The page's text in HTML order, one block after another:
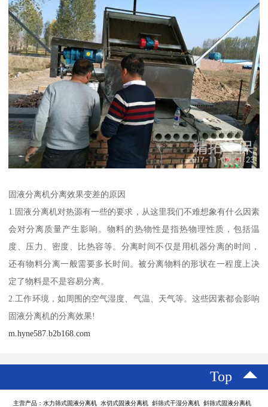
固液分离机分离效果变差的原因
1.固液分离机对热源有一些的要求，从这里我们不难想象有什么因素
会对分离质量产生影响。物料的热物性是指热物理性质，包括温
度、压力、密度、比热容等。分离时间不仅是用机器分离的时间，
还有物料分离一般需要多长时间。被分离物料的形状在一程度上决
定了物料是不是容易分离。
2.工作环境，如周围的空气湿度、气温、天气等。这些因素都会影响
固液分离机的分离效果!
m.hyne587.b2b168.com
Top
主营产品：水力筛式固液分离机 水切式固液分离机 斜筛式干湿分离机 斜筛式固液分离机